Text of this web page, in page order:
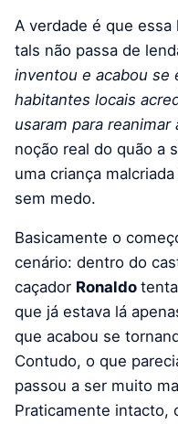
A verdade é que
tals não passa de
inventou e acabou se
habitantes locais
usaram para reanimar
noção real do quão a
uma criança
sem medo.
Basicamente o
cenário: dentro do
caçador Ronaldo
que já estava lá
que acabou se
Contudo, o que
passou a ser muito
Praticamente intacto,